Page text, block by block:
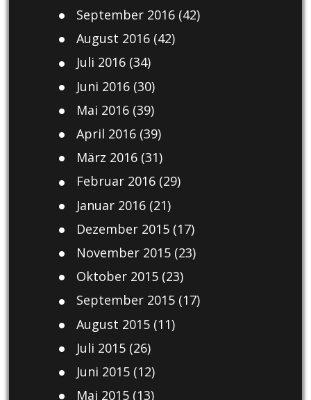
September 2016(42)
August 2016(42)
Juli 2016(34)
Juni 2016(30)
Mai 2016(39)
April 2016(39)
März 2016(31)
Februar 2016(29)
Januar 2016(21)
Dezember 2015(17)
November 2015(23)
Oktober 2015(23)
September 2015(17)
August 2015(11)
Juli 2015(26)
Juni 2015(12)
Mai 2015(13)